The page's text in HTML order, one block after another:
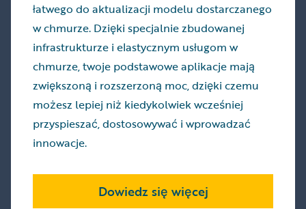
łatwego do aktualizacji modelu dostarczanego
w chmurze. Dzięki specjalnie zbudowanej
infrastrukturze i elastycznym usługom w
chmurze, twoje podstawowe aplikacje mają
zwiększoną i rozszerzoną moc, dzięki czemu
możesz lepiej niż kiedykolwiek wcześniej
przyspieszać, dostosowywać i wprowadzać
innowacje.
Dowiedz się więcej